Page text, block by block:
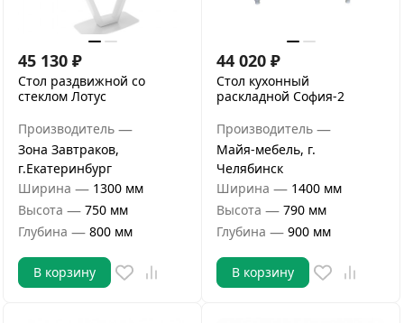
45 130 ₽
Стол раздвижной со
стеклом Лотус
Производитель —
Зона Завтраков,
г.Екатеринбург
Ширина — 1300 мм
Высота — 750 мм
Глубина — 800 мм
В корзину
44 020 ₽
Стол кухонный
раскладной София-2
Производитель —
Майя-мебель, г.
Челябинск
Ширина — 1400 мм
Высота — 790 мм
Глубина — 900 мм
В корзину